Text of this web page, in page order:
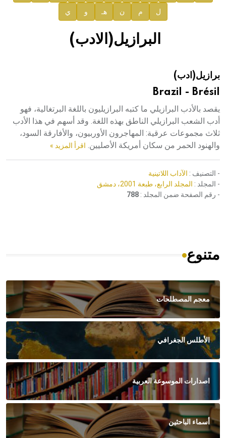
صدور المجلد الثامن عشر من الموسوعة الطبية
هيئة الموسوعة العربية تطلق موسوعات جديدة في عام 2026
ل م ن هـ و ي
البرازيل(الادب)
برازيل(ادب)
Brazil - Brésil
يقصد بالأدب البرازيلي ما كتبه البرازيليون باللغة البرتغالية، فهو
أدب الشعب البرازيلي الناطق بهذه اللغة. وقد أسهم في هذا الأدب
ثلاث مجموعات عرقية: المهاجرون الأوربيون، والأفارقة السود،
والهنود الحمر من سكان أمريكة الأصليين. اقرأ المزيد »
- التصنيف : الآداب اللاتينية
- المجلد : المجلد الرابع، طبعة 2001، دمشق
- رقم الصفحة ضمن المجلد : 788
متنوع
معجم المصطلحات
الأطلس الجغرافي
اصدارات الموسوعة العربية
أسماء الباحثين